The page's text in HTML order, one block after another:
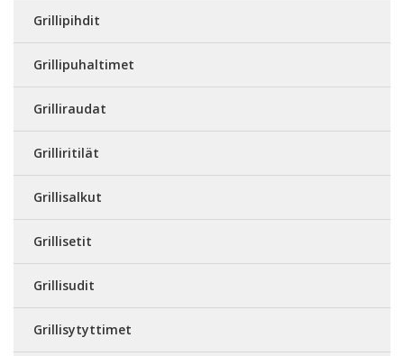
Grillipihdit
Grillipuhaltimet
Grilliraudat
Grilliritilät
Grillisalkut
Grillisetit
Grillisudit
Grillisytyttimet